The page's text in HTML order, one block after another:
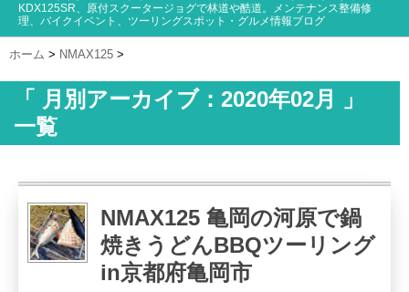
KDX125SR、原付スクータージョグで林道や酷道。メンテナンス整備修
理、バイクイベント、ツーリングスポット・グルメ情報ブログ
ホーム > NMAX125 >
「 月別アーカイブ：2020年02月 」
一覧
NMAX125 亀岡の河原で鍋
焼きうどんBBQツーリング
in京都府亀岡市